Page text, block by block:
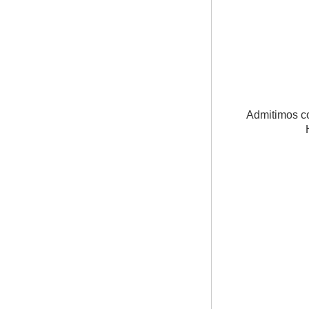
Admitimos